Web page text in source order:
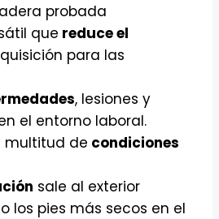
probada
que reduce el
para las
, lesiones y
el entorno laboral.
multitud de condiciones
sale al exterior
los pies más secos en el